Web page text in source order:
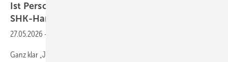
Ist Personalentwicklung der blinde Fleck im
SHK-Handwerk?
27.05.2026 -
Ganz klar „Ja“. Das Problem ist doch: Personalentwicklung wird falsch